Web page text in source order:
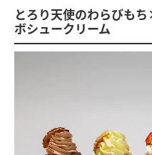
とろり天使のわらびも
ボシュークリーム